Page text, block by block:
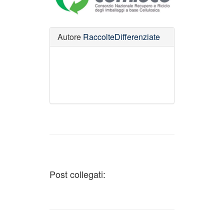
Autore RaccolteDifferenziate
Post collegati: